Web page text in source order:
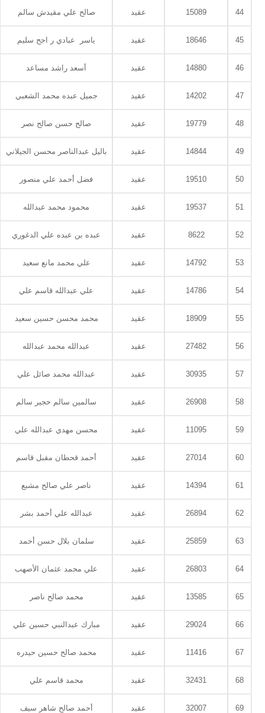
44
15089 عقيد صالح علي مقيدش سالم
45
18646 عقيد ياسر عبادي ر اجح سليم
46
14880 عقيد أسعد راشد مساعد
47
14202 عقيد جميل عبده محمد الشعبي
48
19779 عقيد صالح حسن صالح نصر
49
14844 عقيد باليل عبدالناصر محسن الجيلاني
50
19510 عقيد فضل أحمد علي منصور
51
19537 عقيد محمود محمد عبدالله
52
8622 عقيد عبده بن عبده علي الدغوري
53
14792 عقيد علي محمد مانع سعيد
54
14786 عقيد علي عبدالله قاسم علي
55
18909 عقيد محمد محسن حسين سعيد
56
27482 عقيد عبدالله محمد عبدالله
57
30935 عقيد عبدالله محمد صائل علي
58
26908 عقيد سالمين سالم حجير سالم
59
11095 عقيد محسن مهدي عبدالله علي
60
27014 عقيد أحمد قحطان مقبل قاسم
61
14394 عقيد ناصر علي صالح مشبع
62
26894 عقيد عبدالله علي أحمد بشر
63
25859 عقيد سلمان بلال حسن أحمد
64
26803 عقيد علي محمد عثمان الأصهب
65
13585 عقيد محمد صالح ناصر
66
29024 عقيد مبارك عبدالنبي حسين علي
67
11416 عقيد محمد صالح حسين حيدره
68
32431 عقيد محمد قاسم علي
69
32007 عقيد أحمد صالح شاهر سيف